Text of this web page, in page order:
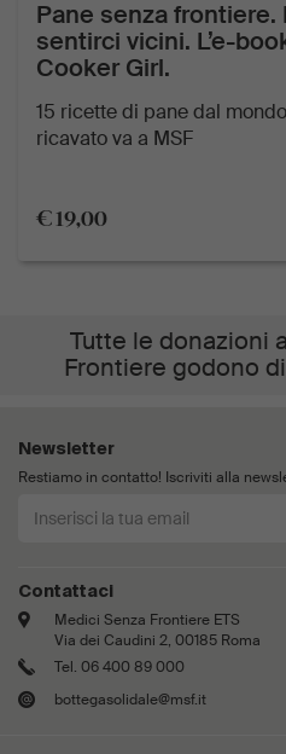
Pane senza
sentirci vicini. L’e-
Cooker Girl.
15 ricette di pane dal
ricavato va a MSF
€ 19,00
Tutte le donazioni
Frontiere godono
Newsletter
Restiamo in contatto! Iscriviti alla
Contattaci
Medici Senza Frontiere ETS
Via dei Caudini 2, 00185 Roma
Tel. 06 400 89 000
bottegasolidale@msf.it